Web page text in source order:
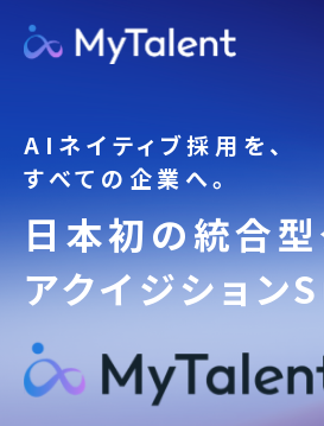
AIネイティブ採用を、
すべての企業へ。
日本初の統合
アクイジショ